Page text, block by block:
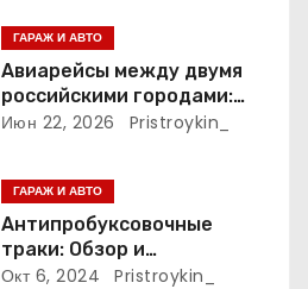
ГАРАЖ И АВТО
Авиарейсы между двумя
российскими городами:
расписание, доступность
Июн 22, 2026 Pristroykin_
ГАРАЖ И АВТО
Антипробуксовочные
траки: Обзор и
Преимущества
Окт 6, 2024 Pristroykin_